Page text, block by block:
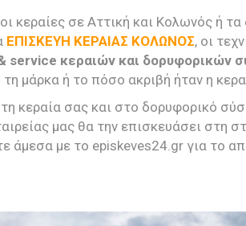
κεραίες σε Αττική και Κολωνός ή
ΕΠΙΣΚΕΥΗ ΚΕΡΑΙΑΣ ΚΟΛΩΝΟΣ, οι
service κεραιών και δορυφορικών
μάρκα ή το πόσο ακριβή ήταν η
κεραία σας και στο δορυφορικό
μας θα την επισκευάσει στη
άμεσα με το episkeves24.gr για το